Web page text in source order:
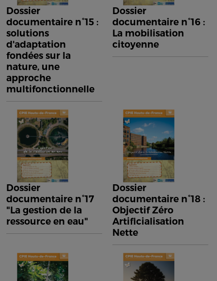
Dossier
documentaire n°15 :
solutions
d'adaptation
fondées sur la
nature, une
approche
multifonctionnelle
Dossier
documentaire n°16 :
La mobilisation
citoyenne
Dossier
documentaire n°17
"La gestion de la
ressource en eau"
Dossier
documentaire n°18 :
Objectif Zéro
Artificialisation
Nette